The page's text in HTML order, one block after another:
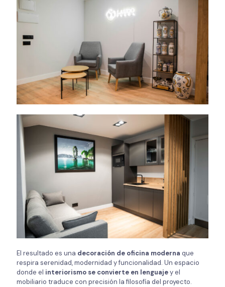
El resultado es una decoración de oficina moderna que
respira serenidad, modernidad y funcionalidad. Un espacio
donde el interiorismo se convierte en lenguajey el
mobiliario traduce con precisión la filosofía del proyecto.